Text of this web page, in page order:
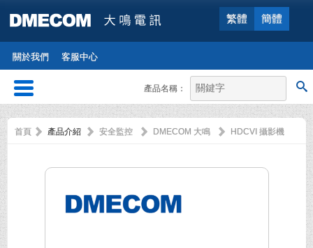
關於我們 客服中心
繁體 簡體
產品名稱：
首頁 產品介紹 安全監控 DMECOM 大鳴 HDCVI 攝影機